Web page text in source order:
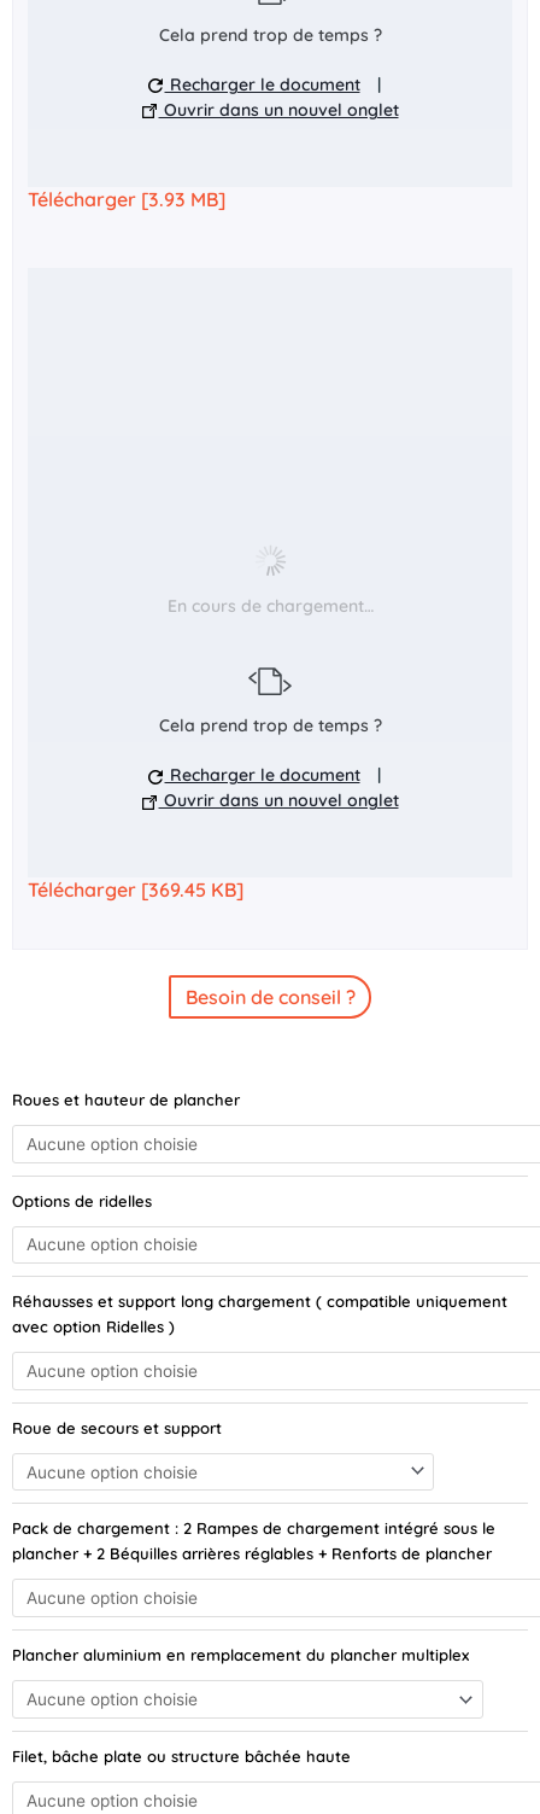
Cela prend trop de temps ?
Recharger le document
|
Ouvrir dans un nouvel onglet
Télécharger [3.93 MB]
En cours de chargement…
Cela prend trop de temps ?
Recharger le document
|
Ouvrir dans un nouvel onglet
Télécharger [369.45 KB]
Besoin de conseil ?
Roues et hauteur de plancher
Options de ridelles
Réhausses et support long chargement ( compatible uniquement
avec option Ridelles )
Roue de secours et support
Pack de chargement : 2 Rampes de chargement intégré sous le
plancher + 2 Béquilles arrières réglables + Renforts de plancher
Plancher aluminium en remplacement du plancher multiplex
Filet, bâche plate ou structure bâchée haute
de
HAPERT
Azure
1
305x160
/
Roues
13
750kg
non